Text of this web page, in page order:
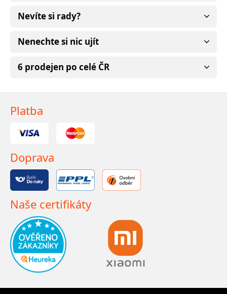
Nevíte si rady?
Nenechte si nic ujít
6 prodejen po celé ČR
Platba
Doprava
Naše certifikáty